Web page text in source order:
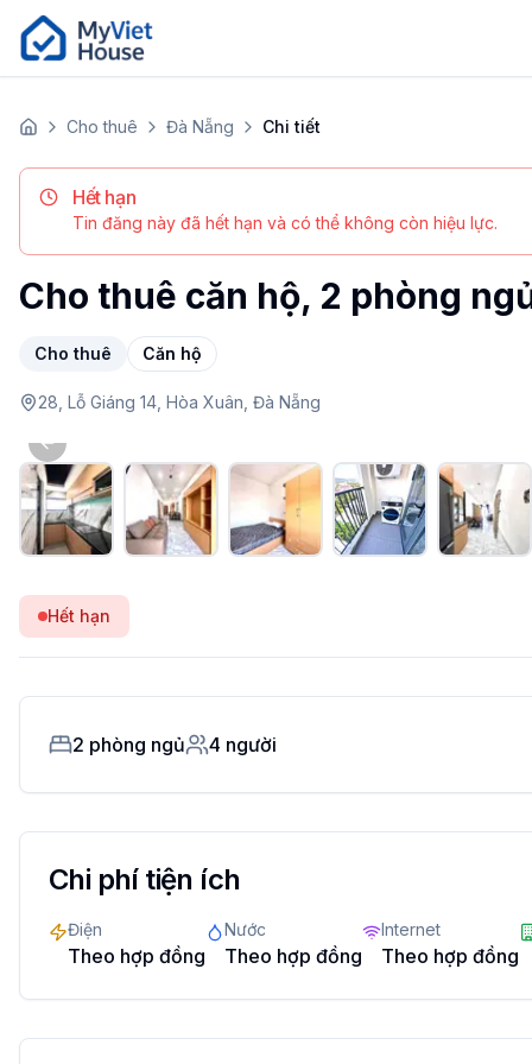
Trang chủCho thuê Đà Nẵng Chi tiết
Hết hạn
Tin đăng này đã hết hạn và có thể không còn hiệu lực.
Cho thuê căn hộ, 2 phòng
Cho thuê Căn hộ
28, Lỗ Giáng 14, Hòa Xuân, Đà Nẵng
Apartment (2 phòng ngủ) tại Đà Nẵng, Hòa Xuân. Giá 8
Previous slide
Hết hạn
2 phòng ngủ 4 người
Chi phí tiện ích
Điện
Theo hợp đồng
Nước
Theo hợp đồng
Internet
Theo hợp đồng